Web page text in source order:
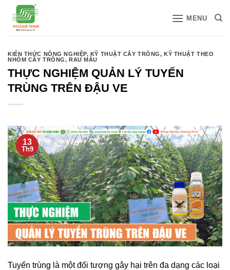
qua
MENU
KIẾN THỨC NÔNG NGHIỆP, KỸ THUẬT CÂY TRỒNG,KỸ THUẬT THEO
NHÓM CÂY TRỒNG, RAU MÀU
THỰC NGHIỆM QUẢN LÝ TUYẾN
TRÙNG TRÊN ĐẬU VE
13
Th9
Tuyến trùng là một đối tượng gây hại trên đa dạng các loại